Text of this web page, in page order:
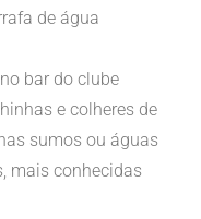
de água
bar do clube
e colheres de
sumos ou águas
mais conhecidas